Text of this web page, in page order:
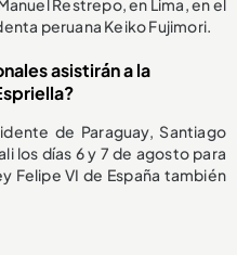
Restrepo, en Lima, en el
peruana Keiko Fujimori.
asistirán a la
de Paraguay, Santiago
los días 6 y 7 de agosto para
Felipe VI de España también